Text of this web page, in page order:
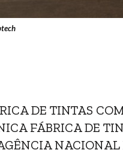
DE TINTAS
FÁBRICA DE
NACIONAL